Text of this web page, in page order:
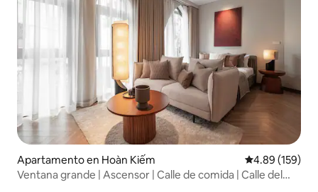
Apartamento en Hoàn Kiếm Calificación
4.89 (159)
Ventana grande | Ascensor | Calle de comida | Calle del